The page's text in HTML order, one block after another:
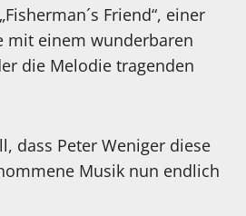
Friend“, einer
mit einem wunderbaren
die Melodie tragenden
dass Peter Weniger diese
Musik nun endlich